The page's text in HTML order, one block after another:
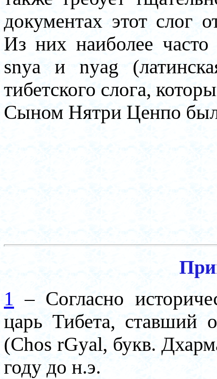
документах этот слог
Из них наиболее часто
snya и nyag
тибетского слога,
Сыном Нятри Ценпо
1 – Согласно
царь Тибета, ставший
(Chos rGyal, букв.
году до н.э.